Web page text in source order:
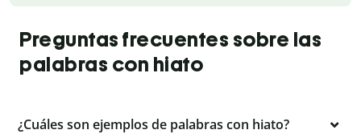
Preguntas frecuentes sobre las
palabras con hiato
¿Cuáles son ejemplos de palabras con hiato?